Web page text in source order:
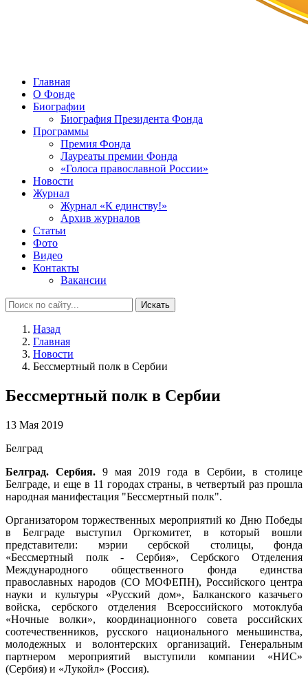
Главная
О Фонде
Биографии
Биография Президента Фонда
Программы
Премия Фонда
Лауреаты премии Фонда
«Голоса православной России»
Новости
Журнал
Журнал «К единству!»
Архив журналов
Статьи
Фото
Видео
Контакты
Вакансии
Искать
Назад
Главная
Новости
Бессмертный полк в Сербии
Бессмертный полк в Сербии
13 Мая 2019
Белград
Белград. Сербия. 9 мая 2019 года в Сербии, в столице
Белграде, и еще в 11 городах страны, в четвертый раз прошла
народная манифестация "Бессмертный полк".
Организатором торжественных мероприятий ко Дню Победы
в Белграде выступил Оргкомитет, в который вошли
представители: мэрии сербской столицы, фонда
«Бессмертный полк - Сербия», Сербского Отделения
Международного общественного фонда единства
православных народов (СО МОФЕПН), Российского центра
науки и культуры «Русский дом», Балканского казачьего
войска, сербского отделения Всероссийского мотоклуба
«Ночные волки», координационного совета российских
соотечественников, русского национального меньшинства,
молодежных и волонтерских организаций. Генеральным
партнером мероприятий выступили компании «НИС»
(Сербия) и «Лукойл» (Россия).